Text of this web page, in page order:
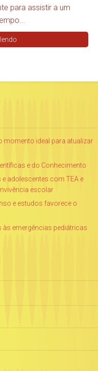
para assistir a um
momento ideal para atualizar
e do Conhecimento
adolescentes com TEA e
escolar
e estudos favorece o
às emergências pediátricas